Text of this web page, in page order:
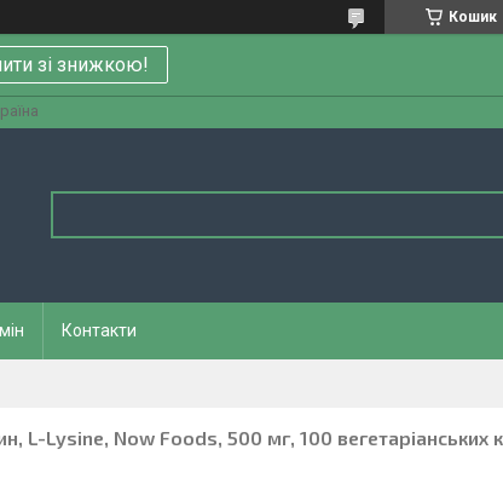
Кошик
зi знижкою!
Контакти
L-Lysine, Now Foods, 500 мг, 100 вегетаріанських